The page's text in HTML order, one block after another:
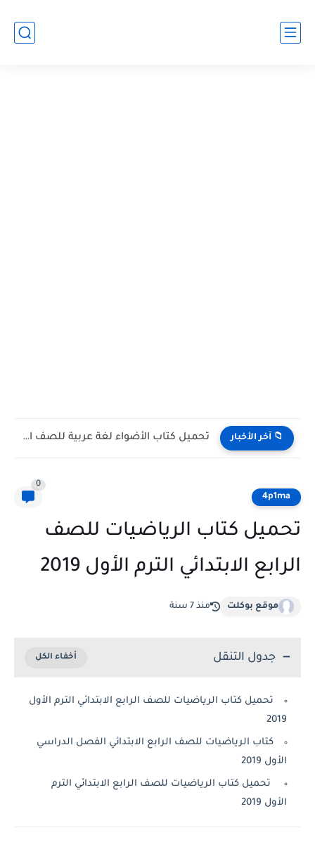
📁 آخر الأخبار تحميل كتاب الأضواء لغة عربية للصف الأول الثانوي الترم الأول...
4p1ma
0
تحميل كتاب الرياضيات للصف
الرابع الابتدائي الترم الأول 2019
موقع بوكلت منذ 7 سنة
جدول التنقل
تحميل كتاب الرياضيات للصف الرابع الابتدائي الترم الأول
2019
كتاب الرياضيات للصف الرابع الابتدائي الفصل الدراسي
الأول 2019
تحميل كتاب الرياضيات للصف الرابع الابتدائي الترم
الأول 2019